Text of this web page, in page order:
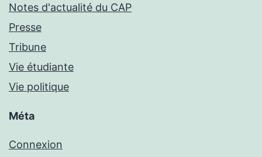
Notes d'actualité du CAP
Presse
Tribune
Vie étudiante
Vie politique
Méta
Connexion